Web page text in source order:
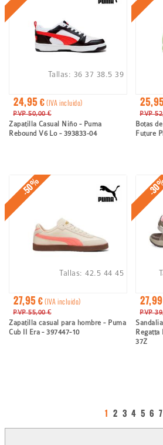
24,95 €(IVA incluido)
PVP 50,00 €
Zapatilla Casual Niño - Puma
Rebound V6 Lo - 393833‑04
Tallas: 36 37 38.5 39
PVP
Botas
Future
-50%
27,95 €(IVA incluido)
PVP 55,00 €
Zapatilla casual para hombre - Puma
Cub II Era - 397447-10
Tallas:42.5 44 45
-
PVP
Regatta
37Z
Página
actual
1 Page
2 Page
3 Page
4 Page
5 Page
6 7